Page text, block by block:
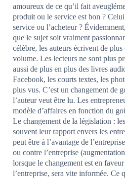
amoureux de ce qu’il fait
produit ou le service est bon ?
service ou l’acheteur ?
que le sujet soit vraiment
célèbre, les auteurs écrivent de
volume. Les lecteurs ne sont plus
aussi de plus en plus des livres
Facebook, les courts textes, les
plus vus. C’est un changement de
l’auteur veut être lu. Les
modèle d’affaires en fonction du
Le changement de la législation :
souvent leur rapport envers les
peut être à l’avantage de
ou contre l’entreprise
lorsque le changement est en
l’entreprise, sera vite informée. Ce